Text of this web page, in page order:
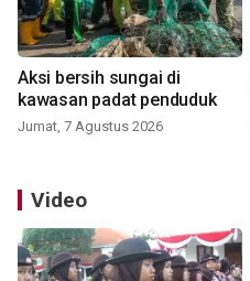
Aksi bersih sungai di
kawasan padat penduduk
Jumat, 7 Agustus 2026
Video